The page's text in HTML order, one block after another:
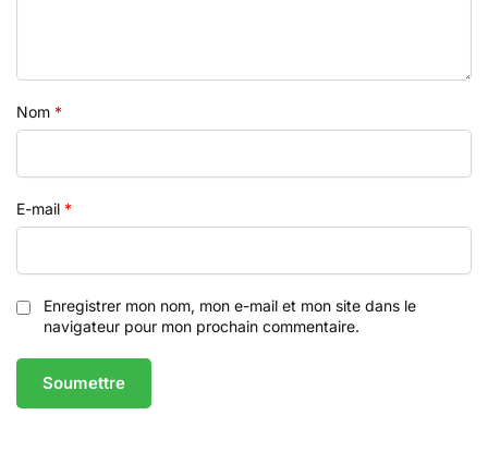
Nom *
E-mail *
Enregistrer mon nom, mon e-mail et mon site dans le
navigateur pour mon prochain commentaire.